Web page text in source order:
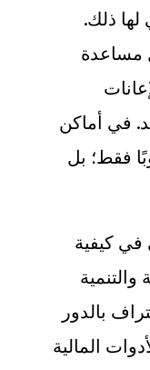
ذلك.
في أماكن
فقط؛ بل
كيفية
بالدور
المالية